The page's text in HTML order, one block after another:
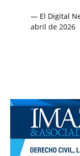
— El Digital
abril de 2026